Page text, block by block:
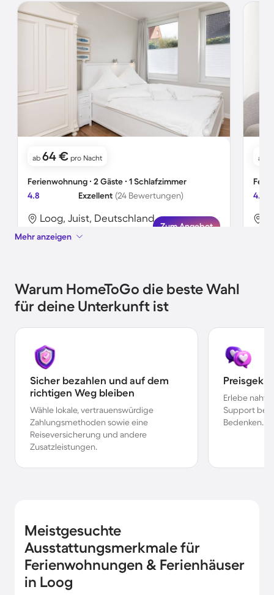
ab 64 € pro Nacht
Ferienwohnung ∙ 2 Gäste ∙ 1 Schlafzimmer
4.8
Exzellent (24 Bewertungen)
Loog, Juist, Deutschland
Zum Angebot
ab
4.5
Mehr anzeigen
Warum HomeToGo die beste Wahl
für deine Unterkunft ist
Sicher bezahlen und auf dem
richtigen Weg bleiben
Wähle lokale, vertrauenswürdige
Zahlungsmethoden sowie eine
Reiseversicherung und andere
Zusatzleistungen.
Erlebe
Support bei
Bedenken.
Meistgesuchte
Ausstattungsmerkmale für
Ferienwohnungen & Ferienhäuser
in Loog